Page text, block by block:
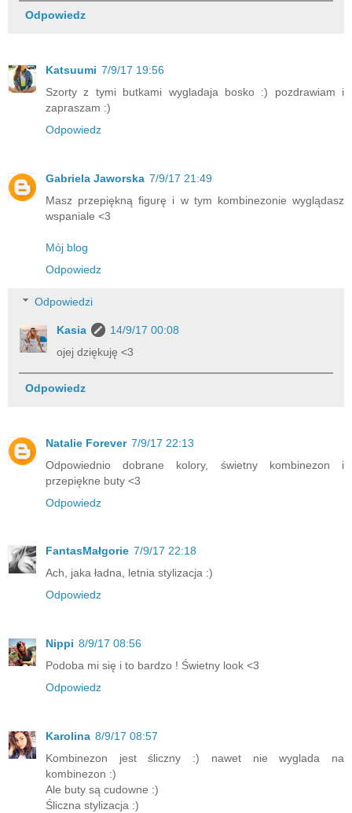
Odpowiedz
Katsuumi 7/9/17 19:56
Szorty z tymi butkami wygladaja bosko :) pozdrawiam i
zapraszam :)
Odpowiedz
Gabriela Jaworska 7/9/17 21:49
Masz przepiękną figurę i w tym kombinezonie wyglądasz
wspaniale <3
Mój blog
Odpowiedz
Odpowiedzi
Kasia
14/9/17 00:08
ojej dziękuję <3
Odpowiedz
Natalie Forever 7/9/17 22:13
Odpowiednio dobrane kolory, świetny kombinezon i
przepiękne buty <3
Odpowiedz
FantasMałgorie 7/9/17 22:18
Ach, jaka ładna, letnia stylizacja :)
Odpowiedz
Nippi 8/9/17 08:56
Podoba mi się i to bardzo ! Świetny look <3
Odpowiedz
Karolina 8/9/17 08:57
Kombinezon jest śliczny :) nawet nie wyglada na
kombinezon :)
Ale buty są cudowne :)
Śliczna stylizacja :)